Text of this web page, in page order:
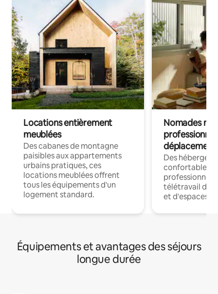
Locations entièrement
meublées
Des cabanes de montagne
paisibles aux appartements
urbains pratiques, ces
locations meublées offrent
tous les équipements d'un
logement standard.
Nomades
déplacement
Des
confortables
professionnels
télétravail
et d'espaces
Équipements et avantages des séjours
longue durée